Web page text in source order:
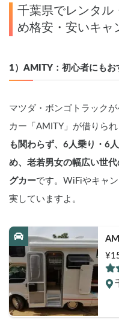
千葉県でレンタル
め格安・安いキャ
1）AMITY：初心者にもお
マツダ・ボンゴトラック
カー「AMITY」が借りられ
も関わらず、6人乗り・6
め、老若男女の幅広い世
グカーです。WiFiやキャ
実していますよ。